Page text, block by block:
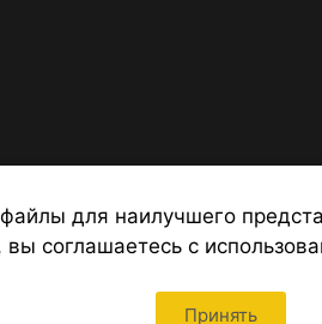
туроператоров,
для наилучшего
вы соглашаетесь с
Принять